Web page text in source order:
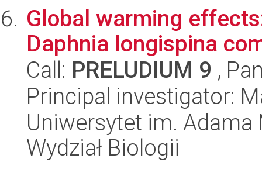
Global warming
Daphnia longispina
Call: PRELUDIUM 9 ,
Principal investigator:
Uniwersytet im.
Wydział Biologii